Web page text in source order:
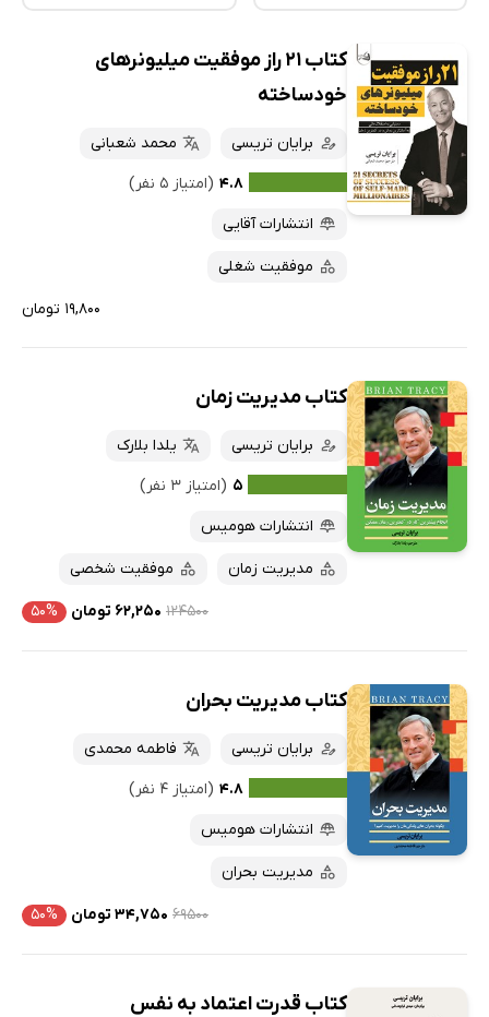
تازه‌ها
پرفروش‌ها
پربحث‌ها
همه کتاب‌ها
کتاب‌های صوتی
کتاب‌های متنی
کتاب 21 راز موفقیت میلیونرهای
خودساخته
برایان تریسی
محمد شعبانی
۴.۸ (امتیاز ۵ نفر)
انتشارات آقایی
موفقیت شغلی
۱۹,۸۰۰ تومان
کتاب مدیریت زمان
برایان تریسی
یلدا بلارک
۵ (امتیاز ۳ نفر)
انتشارات هومیس
مدیریت زمان موفقیت شخصی
۱۲۴۵۰۰ ۶۲,۲۵۰ تومان ۵۰%
کتاب مدیریت بحران
برایان تریسی
فاطمه محمدی
۴.۸ (امتیاز ۴ نفر)
انتشارات هومیس
مدیریت بحران
۶۹۵۰۰ ۳۴,۷۵۰ تومان ۵۰%
کتاب قدرت اعتماد به نفس